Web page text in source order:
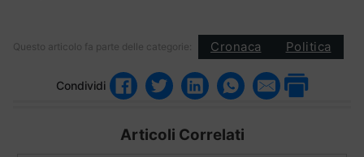
Questo articolo fa parte delle categorie: Cronaca Politica
Condividi
Articoli Correlati